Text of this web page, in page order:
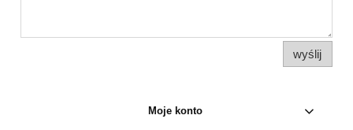
wyślij
Moje konto